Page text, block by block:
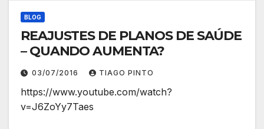
BLOG
REAJUSTES DE PLANOS DE SAÚDE
– QUANDO AUMENTA?
03/07/2016 TIAGO PINTO
https://www.youtube.com/watch?
v=J6ZoYy7Taes